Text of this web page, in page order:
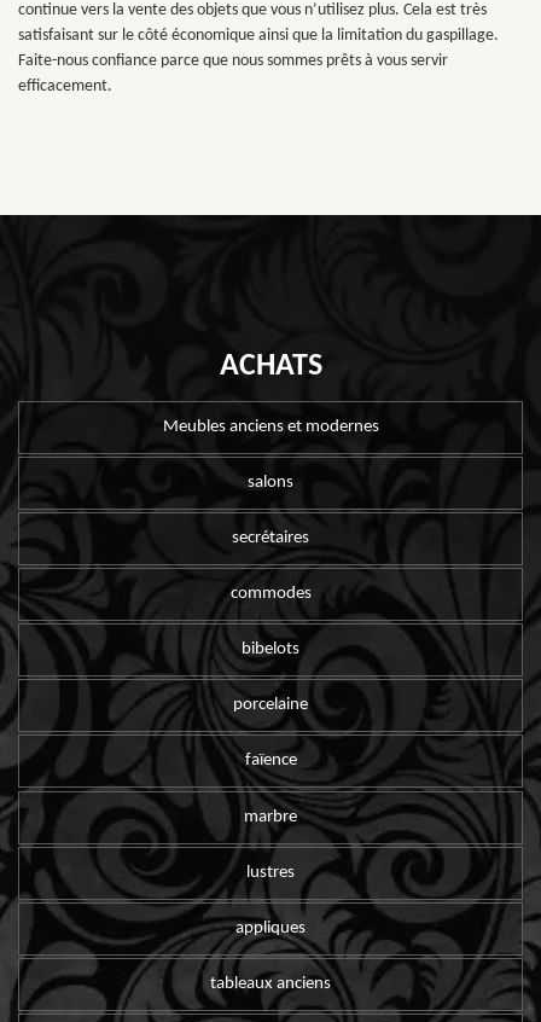
continue vers la vente des objets que vous n’utilisez plus. Cela est très
satisfaisant sur le côté économique ainsi que la limitation du gaspillage.
Faite-nous confiance parce que nous sommes prêts à vous servir
efficacement.
ACHATS
Meubles anciens et modernes
salons
secrétaires
commodes
bibelots
porcelaine
faïence
marbre
lustres
appliques
tableaux anciens